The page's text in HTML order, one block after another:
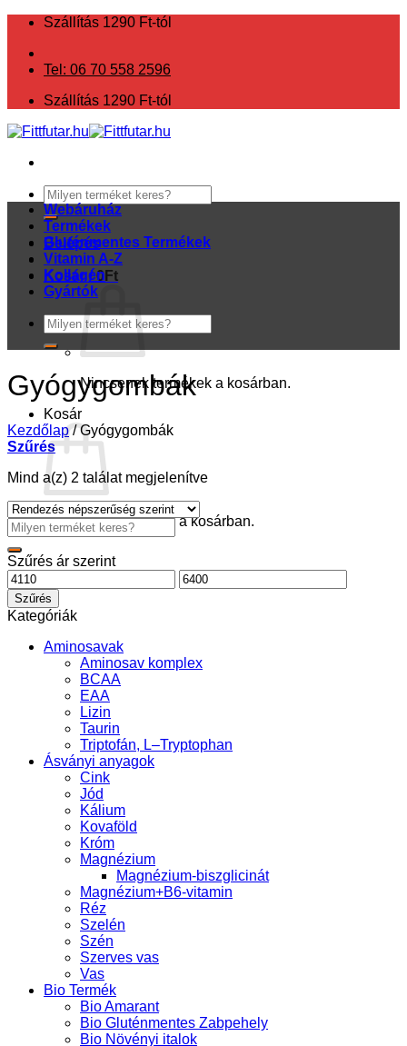
Skip
content
Szállítás 1290 Ft-tól
Tel: 06 70 558 2596
Szállítás 1290 Ft-tól
Keresés
a
következőre:
Belépés
Kosár /0Ft
Nincsenek termékek a kosárban.
Kosár
Nincsenek termékek a kosárban.
Webáruház
Termékek
Gluténmentes Termékek
Vitamin A-Z
Kollagén
Gyártók
Keresés
a
következőre:
Gyógygombák
Kezdőlap /Gyógygombák
Szűrés
Mind a(z) 2 találat megjelenítveSorted
Keresés
a
következőre:
Szűrés ár szerint
Min
ár
Max
ár
Szűrés
Kategóriák
Aminosavak
Aminosav komplex
BCAA
EAA
Lizin
Taurin
Triptofán, L–Tryptophan
Ásványi anyagok
Cink
Jód
Kálium
Kovaföld
Króm
Magnézium
Magnézium-biszglicinát
Magnézium+B6-vitamin
Réz
Szelén
Szén
Szerves vas
Vas
Bio Termék
Bio Amarant
Bio Gluténmentes Zabpehely
Bio Növényi italok